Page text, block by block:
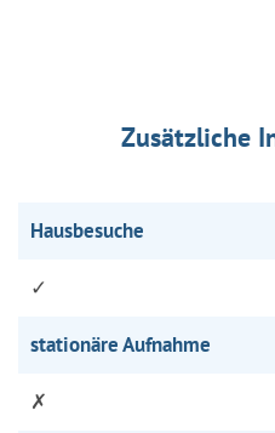
Zusätzliche
Hausbesuche
✓
stationäre Aufnahme
✗